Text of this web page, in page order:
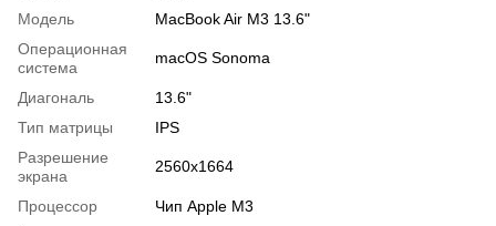
Модель
MacBook Air M3 13.6"
Операционная
система
macOS Sonoma
Диагональ
13.6"
Тип матрицы
IPS
Разрешение
экрана
2560x1664
Процессор
Чип Apple M3